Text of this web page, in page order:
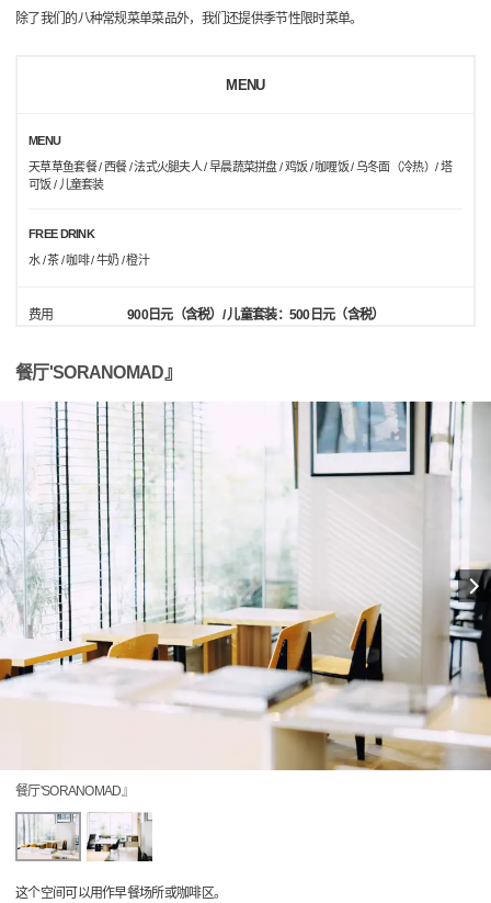
除了我们的八种常规菜单菜品外，我们还提供季节性限时菜单。
MENU
MENU
天草草鱼套餐 / 西餐 / 法式火腿夫人 / 早晨蔬菜拼盘 / 鸡饭 / 咖喱饭 / 乌冬面（冷热）/ 塔
可饭 / 儿童套装
FREE DRINK
水 / 茶 / 咖啡 / 牛奶 / 橙汁
费用 900日元（含税）/ 儿童套装：500日元（含税）
餐厅'SORANOMAD』
餐厅'SORANOMAD』
这个空间可以用作早餐场所或咖啡区。